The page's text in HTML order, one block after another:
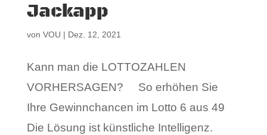
Jackapp
von VOU | Dez. 12, 2021
Kann man die LOTTOZAHLEN
VORHERSAGEN? So erhöhen Sie
Ihre Gewinnchancen im Lotto 6 aus 49
Die Lösung ist künstliche Intelligenz.